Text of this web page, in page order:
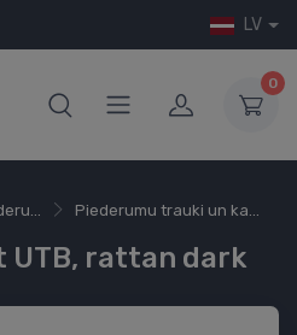
LV
0
Piederumu trauki un ka...
UTB, rattan dark